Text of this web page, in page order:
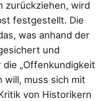
zurückziehen, wird
festgestellt. Die
was anhand der
und
„Offenkundigkeit
will, muss sich mit
von Historikern